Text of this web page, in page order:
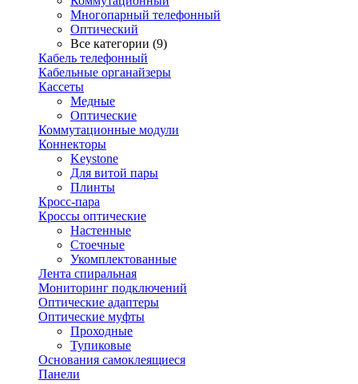
Многопарный телефонный
Оптический
Все категории (9)
Кабель телефонный
Кабельные органайзеры
Кассеты
Медные
Оптические
Коммутационные модули
Коннекторы
Keystone
Для витой пары
Плинты
Кросс-пара
Кроссы оптические
Настенные
Стоечные
Укомплектованные
Лента спиральная
Мониторинг подключений
Оптические адаптеры
Оптические муфты
Проходные
Тупиковые
Основания самоклеящиеся
Панели